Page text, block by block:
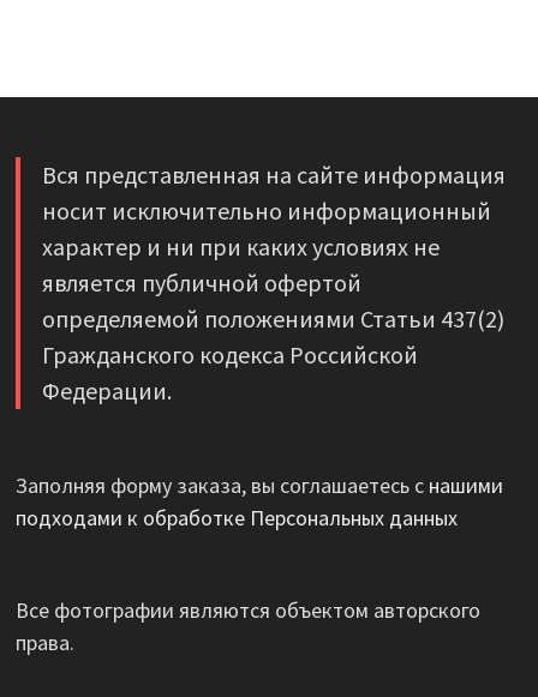
Вся представленная на сайте информация
носит исключительно информационный
характер и ни при каких условиях не
является публичной офертой
определяемой положениями Статьи 437(2)
Гражданского кодекса Российской
Федерации.
Заполняя форму заказа, вы соглашаетесь с нашими
подходами к обработке Персональных данных
Все фотографии являются объектом авторского
права.